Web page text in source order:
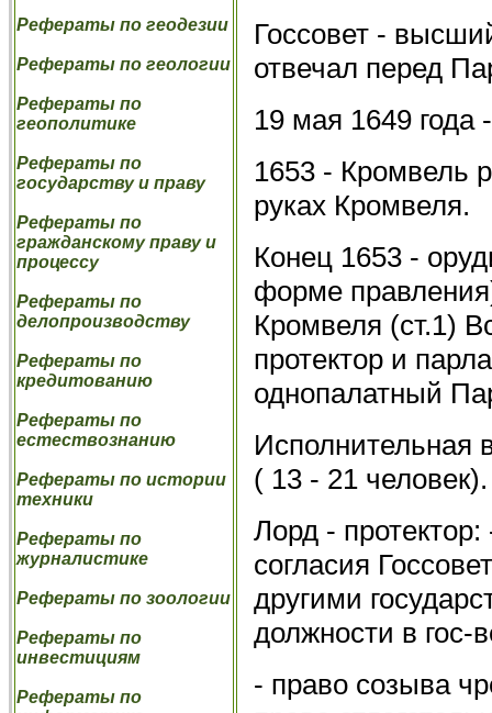
Рефераты по геодезии
Рефераты по геологии
Рефераты по
геополитике
Рефераты по
государству и праву
Рефераты по
гражданскому праву и
процессу
Рефераты по
делопроизводству
Рефераты по
кредитованию
Рефераты по
естествознанию
Рефераты по истории
техники
Рефераты по
журналистике
Рефераты по зоологии
Рефераты по
инвестициям
Рефераты по
Госсовет -
отвечал перед
19 мая 1649 года
1653 - Кромвель
руках Кромвеля.
Конец 1653 -
форме
Кромвеля (ст.1)
протектор и
однопалатный
Исполнительная
( 13 - 21 человек).
Лорд -
согласия
другими
должности в гос-
- право созыва